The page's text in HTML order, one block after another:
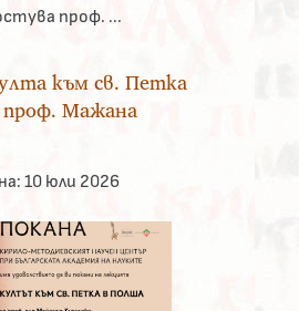
проф. ...
към св. Петка
Мажана
10 юли 2026